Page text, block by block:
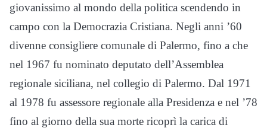
giovanissimo al mondo della politica scendendo in
campo con la Democrazia Cristiana. Negli anni ’60
divenne consigliere comunale di Palermo, fino a che
nel 1967 fu nominato deputato dell’Assemblea
regionale siciliana, nel collegio di Palermo. Dal 1971
al 1978 fu assessore regionale alla Presidenza e nel ’78
fino al giorno della sua morte ricoprì la carica di